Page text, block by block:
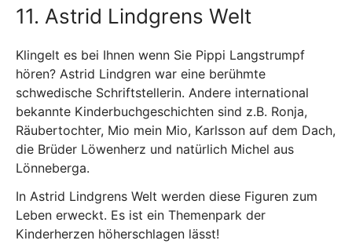
11. Astrid Lindgrens Welt
Klingelt es bei Ihnen wenn Sie Pippi Langstrumpf
hören? Astrid Lindgren war eine berühmte
schwedische Schriftstellerin. Andere international
bekannte Kinderbuchgeschichten sind z.B. Ronja,
Räubertochter, Mio mein Mio, Karlsson auf dem Dach,
die Brüder Löwenherz und natürlich Michel aus
Lönneberga.
In Astrid Lindgrens Welt werden diese Figuren zum
Leben erweckt. Es ist ein Themenpark der
Kinderherzen höherschlagen lässt!